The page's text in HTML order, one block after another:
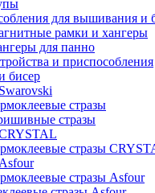
для вышивания и
рамки и хангеры
для панно
и приспособления
бисер
стразы
стразы
стразы
стразы Asfour